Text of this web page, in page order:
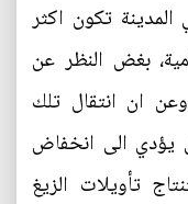
تكون اكثر
بغض النظر عن
ان انتقال تلك
يؤدي الى انخفاض
تأويلات الزيغ